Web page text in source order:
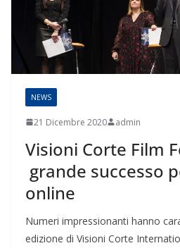
NEWS
21 Dicembre 2020 admin
Visioni Corte Film
grande successo
online
Numeri impressionanti hanno
edizione di Visioni Corte